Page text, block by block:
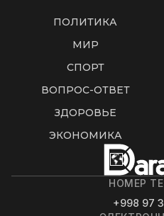
ПОЛИТИКА
МИР
СПОРТ
ВОПРОС-ОТВЕТ
ЗДОРОВЬЕ
ЭКОНОМИКА
НОМЕР
+998 97